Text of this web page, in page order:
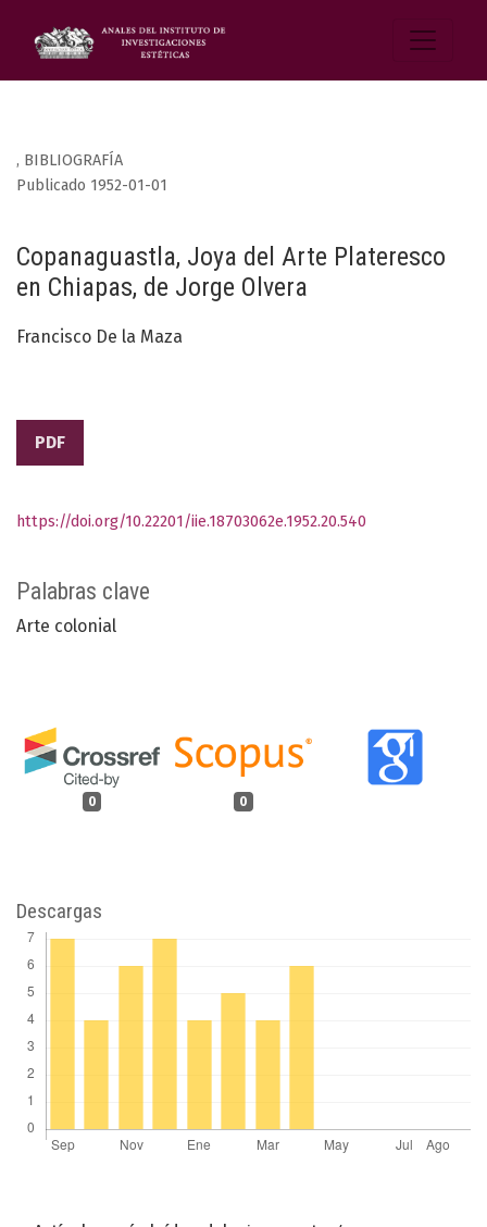
, BIBLIOGRAFÍA
Copanaguastla, Joya del Arte Plateresco
en Chiapas, de Jorge Olvera
Publicado 1952-01-01
Francisco De la Maza
PDF
Palabras clave
Arte colonial
0 0
https://doi.org/10.22201/iie.18703062e.1952.20.540
Descargas